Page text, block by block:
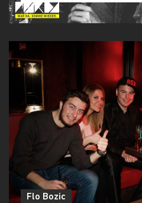
Flo Bozic